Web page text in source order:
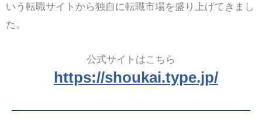
いう転職サイトから独自に転職市場を盛り上げてきまし
た。
公式サイトはこちら
https://shoukai.type.jp/